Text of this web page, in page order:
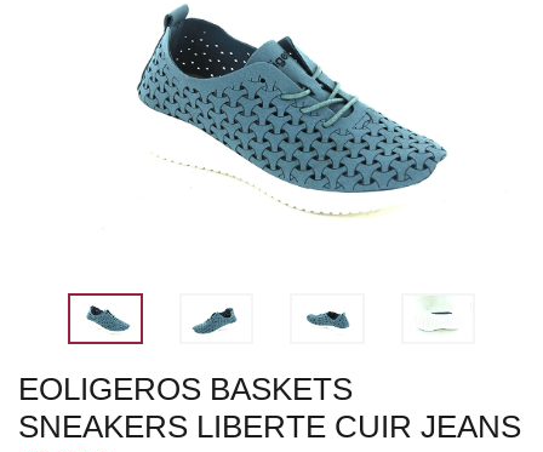
EOLIGEROS BASKETS
SNEAKERS LIBERTE CUIR JEANS